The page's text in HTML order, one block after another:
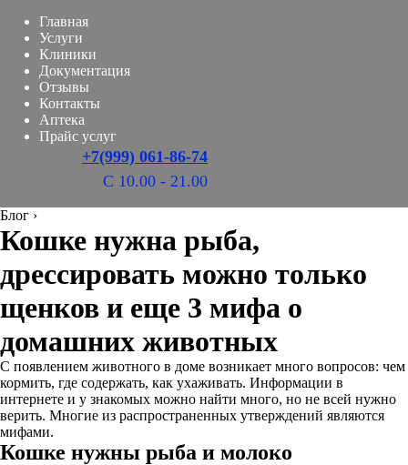
Главная
Услуги
Клиники
Документация
Отзывы
Контакты
Аптека
Прайс услуг
+7(999) 061-86-74
С 10.00 - 21.00
Блог ›
Кошке нужна рыба,
дрессировать можно только
щенков и еще 3 мифа о
домашних животных
С появлением животного в доме возникает много вопросов: чем
кормить, где содержать, как ухаживать. Информации в
интернете и у знакомых можно найти много, но не всей нужно
верить. Многие из распространенных утверждений являются
мифами.
Кошке нужны рыба и молоко